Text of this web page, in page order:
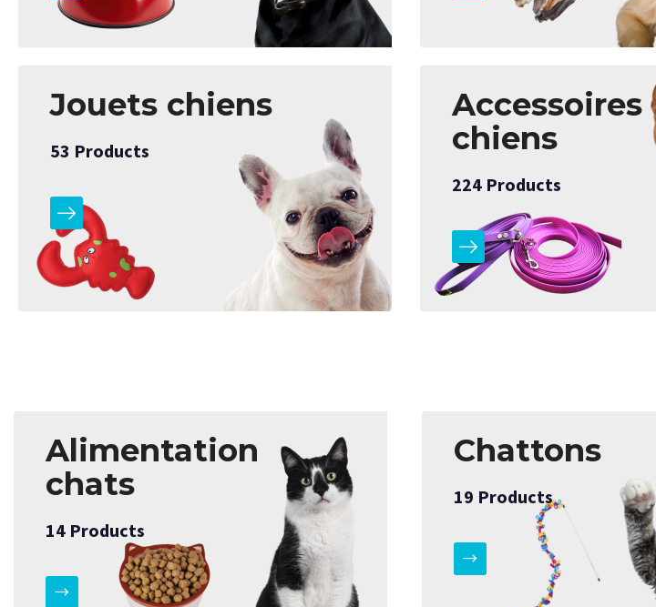
Jouets chiens
53 Products
Accessoires
chiens
224 Products
Alimentation
chats
14 Products
Chattons
19 Products